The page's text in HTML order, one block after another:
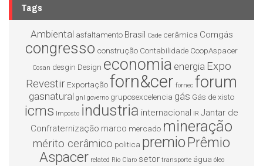
Tags
Ambiental asfaltamento Brasil Cade cerâmica Comgás
congresso construção Contabilidade CoopAspacer
Cosan desgin Design economia energia Expo
Revestir Exportaçãoforn&cer fornec forum
gasnatural gnl governo gruposexcelencia gás Gás de xisto
icms Imposto industria internacional IR Jantar de
Confraternização marco mercado mineração
mérito cerâmico politica premioPrêmio
Aspacer related Rio Claro setor transporte água óleo